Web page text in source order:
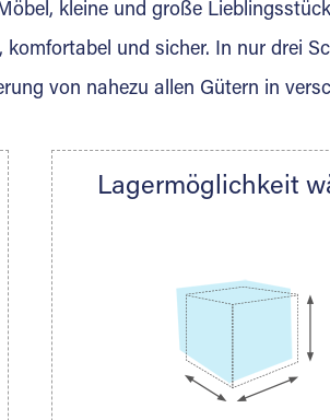
Ihre Nachricht.
kleine und große
und sicher. In nur drei
von nahezu allen Gütern in
Lagermöglichkeit